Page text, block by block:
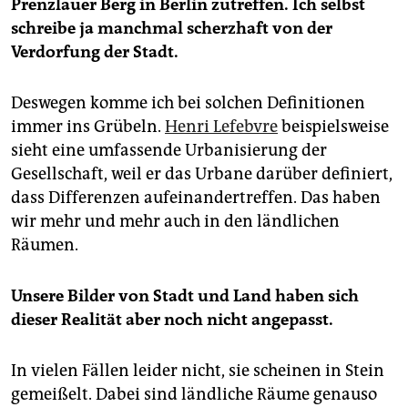
Prenzlauer Berg in Berlin zutreffen. Ich selbst
schreibe ja manchmal scherzhaft von der
Verdorfung der Stadt.
Deswegen komme ich bei solchen Definitionen
immer ins Grübeln. Henri Lefebvrebeispielsweise
sieht eine umfassende Urbanisierung der
Gesellschaft, weil er das Urbane darüber definiert,
dass Differenzen aufeinandertreffen. Das haben
wir mehr und mehr auch in den ländlichen
Räumen.
Unsere Bilder von Stadt und Land haben sich
dieser Realität aber noch nicht angepasst.
In vielen Fällen leider nicht, sie scheinen in Stein
gemeißelt. Dabei sind ländliche Räume genauso